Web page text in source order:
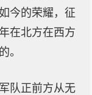
今的荣耀，征
在北方在西方
。
队正前方从无